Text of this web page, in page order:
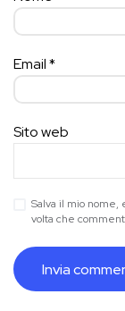
Email*
Sito web
Salva il mio nome,
volta che